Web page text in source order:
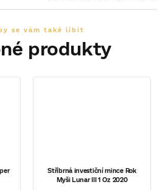
Stříbrná investiční mince Rok
Myši Lunar III 1 Oz 2020